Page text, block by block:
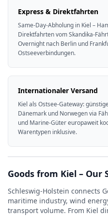
Express & Direktfahrten
Same-Day-Abholung in Kiel –
Direktfahrten vom Skandika-
Overnight nach Berlin und
Ostseeverbindungen.
Internationaler Versand
Kiel als Ostsee-Gateway:
Dänemark und Norwegen via
und Marine-Güter europaweit
Warentypen inklusive.
Goods from Kiel – Our
Schleswig-Holstein connects
maritime industry, wind
transport volume. From Kiel